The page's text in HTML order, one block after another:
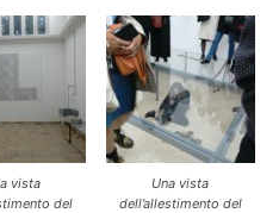
vista
del
Una vista
dell’allestimento del